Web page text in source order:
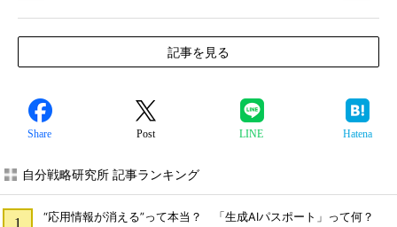
記事を見る
Share Post LINE Hatena
自分戦略研究所 記事ランキング
“応用情報が消える”って本当？ 「生成AIパスポート」って何？